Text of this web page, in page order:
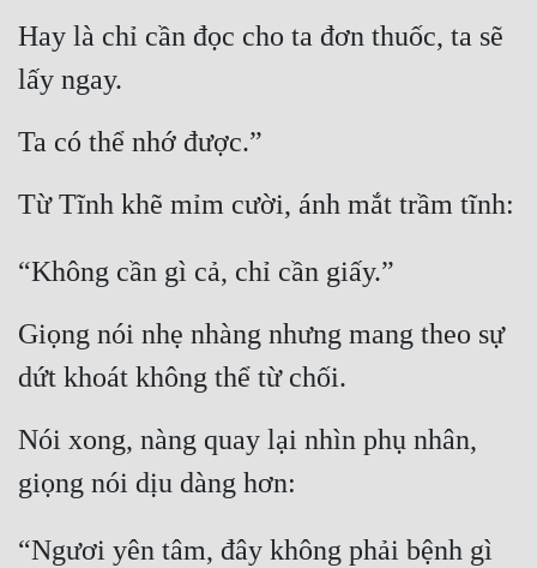
Hay là chỉ cần đọc cho ta đơn thuốc, ta sẽ
lấy ngay.
Ta có thể nhớ được.”
Từ Tĩnh khẽ mỉm cười, ánh mắt trầm tĩnh:
“Không cần gì cả, chỉ cần giấy.”
Giọng nói nhẹ nhàng nhưng mang theo sự
dứt khoát không thể từ chối.
Nói xong, nàng quay lại nhìn phụ nhân,
giọng nói dịu dàng hơn:
“Ngươi yên tâm, đây không phải bệnh gì